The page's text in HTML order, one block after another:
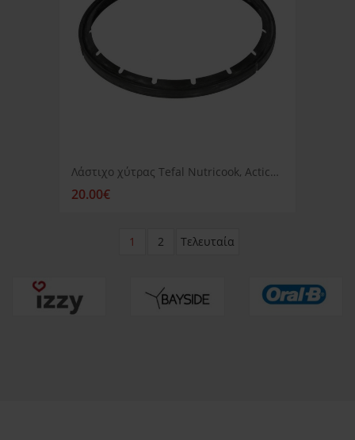
Λάστιχο χύτρας Tefal Nutricook, Acticook, Clipso Plus 6lt
20.00€
1 2 Τελευταία